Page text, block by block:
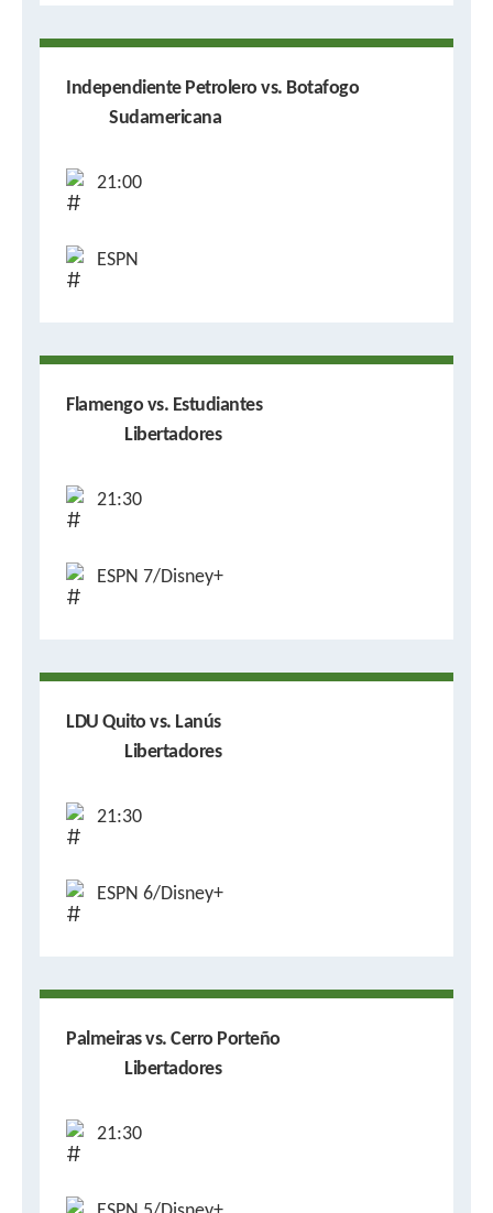
Independiente Petrolero vs. Botafogo
Sudamericana
21:00
ESPN
Flamengo vs. Estudiantes
Libertadores
21:30
ESPN 7/Disney+
LDU Quito vs. Lanús
Libertadores
21:30
ESPN 6/Disney+
Palmeiras vs. Cerro Porteño
Libertadores
21:30